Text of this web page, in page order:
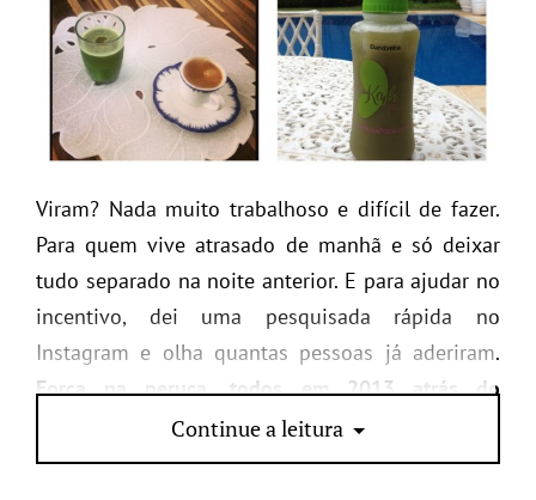
Viram? Nada muito trabalhoso e difícil de fazer.
Para quem vive atrasado de manhã e só deixar
tudo separado na noite anterior. E para ajudar no
incentivo, dei uma pesquisada rápida no
Instagram e olha quantas pessoas já aderiram.
Força na peruca, todos em 2013 atrás do
Continue a leitura